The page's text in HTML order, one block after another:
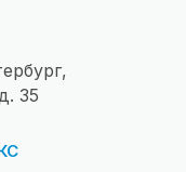
35